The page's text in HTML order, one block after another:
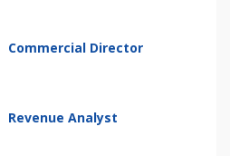
Commercial Director
Revenue Analyst